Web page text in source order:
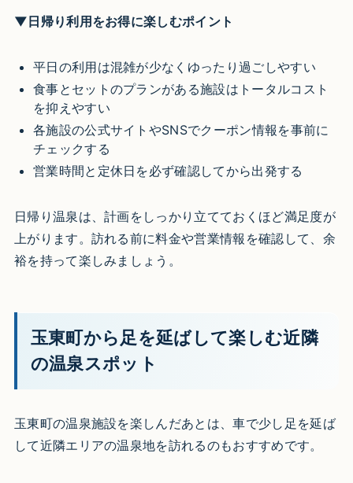
▼日帰り利用をお得に楽しむポイント
平日の利用は混雑が少なくゆったり過ごしやすい
食事とセットのプランがある施設はトータルコスト
を抑えやすい
各施設の公式サイトやSNSでクーポン情報を事前に
チェックする
営業時間と定休日を必ず確認してから出発する
日帰り温泉は、計画をしっかり立てておくほど満足度が
上がります。訪れる前に料金や営業情報を確認して、余
裕を持って楽しみましょう。
玉東町から足を延ばして楽しむ近隣
の温泉スポット
玉東町の温泉施設を楽しんだあとは、車で少し足を延ば
して近隣エリアの温泉地を訪れるのもおすすめです。